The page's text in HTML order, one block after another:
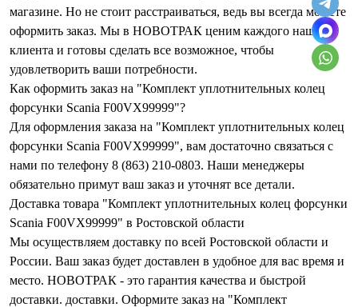
магазине. Но не стоит расстраиваться, ведь вы всегда можете
оформить заказ. Мы в НОВОТРАК ценим каждого нашего
клиента и готовы сделать все возможное, чтобы
удовлетворить ваши потребности.
Как оформить заказ на "Комплект уплотнительных колец
форсунки Scania F00VX99999"?
Для оформления заказа на "Комплект уплотнительных колец
форсунки Scania F00VX99999", вам достаточно связаться с
нами по телефону 8 (863) 210-0803. Наши менеджеры
обязательно примут ваш заказ и уточнят все детали.
Доставка товара "Комплект уплотнительных колец форсунки
Scania F00VX99999" в Ростовской области
Мы осуществляем доставку по всей Ростовской области и
России. Ваш заказ будет доставлен в удобное для вас время и
место. НОВОТРАК - это гарантия качества и быстрой
доставки. доставки. Оформите заказ на "Комплект